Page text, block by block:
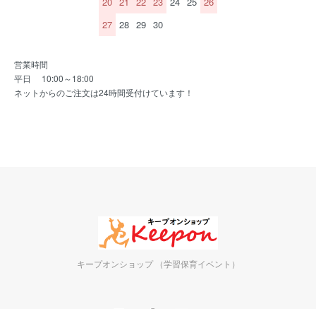
27 28 29 30
営業時間
平日 10:00～18:00
ネットからのご注文は24時間受付けています！
キープオンショップ （学習保育イベント）